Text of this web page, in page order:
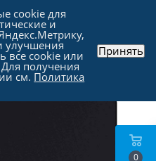
для мыши
0
cookie для
и
улучшения
все cookie или
получения
см. Политика
Принять